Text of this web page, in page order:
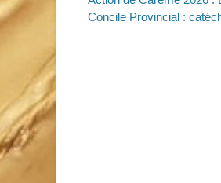
Concile Provincial :